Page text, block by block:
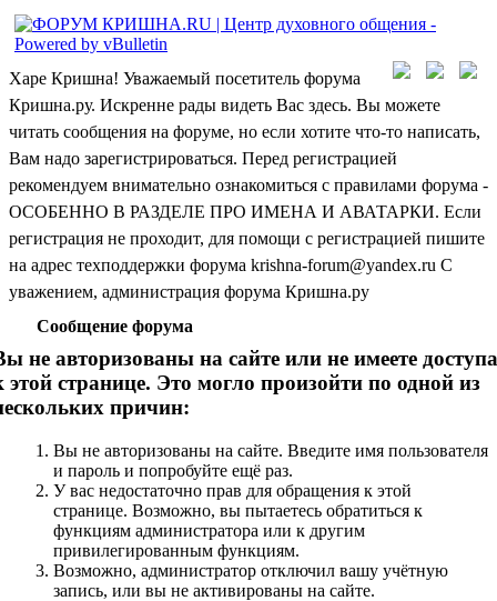
Харе Кришна! Уважаемый посетитель форума
Кришна.ру. Искренне рады видеть Вас здесь. Вы можете
читать сообщения на форуме, но если хотите что-то написать,
Вам надо зарегистрироваться. Перед регистрацией
рекомендуем внимательно ознакомиться с правилами форума -
ОСОБЕННО В РАЗДЕЛЕ ПРО ИМЕНА И АВАТАРКИ. Если
регистрация не проходит, для помощи с регистрацией пишите
на адрес техподдержки форума krishna-forum@yandex.ru С
уважением, администрация форума Кришна.ру
Сообщение форума
не авторизованы на сайте или не имеете доступа
этой странице. Это могло произойти по одной из
причин:
Вы не авторизованы на сайте. Введите имя пользователя
и пароль и попробуйте ещё раз.
У вас недостаточно прав для обращения к этой
странице. Возможно, вы пытаетесь обратиться к
функциям администратора или к другим
привилегированным функциям.
Возможно, администратор отключил вашу учётную
запись, или вы не активированы на сайте.